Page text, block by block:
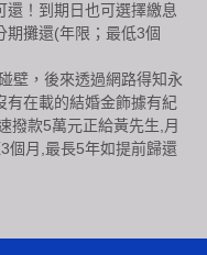
還！到期日也可選擇繳息
期攤還(年限；最低3個
壁，後來透過網路得知永
有在載的結婚金飾據有紀
撥款5萬元正給黃先生,月
個月,最長5年如提前歸還